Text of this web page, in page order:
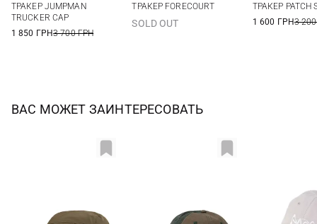
ТРАКЕР JUMPMAN
TRUCKER CAP
1 850 ГРН3 700 ГРН
ТРАКЕР FORECOURT
SOLD OUT
ТРАКЕР PATCH
1 600 ГРН3
ВАС МОЖЕТ ЗАИНТЕРЕСОВАТЬ